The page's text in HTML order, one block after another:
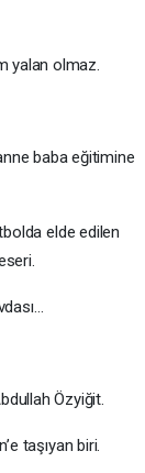
yalan olmaz.
baba eğitimine
elde edilen
Özyiğit.
taşıyan biri.